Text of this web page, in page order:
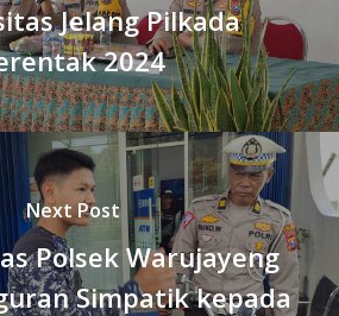
Jelang Pilkada
2024
Next Post
Polsek Warujayeng
Simpatik kepada